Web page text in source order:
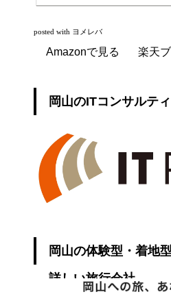
posted with ヨメレバ
Amazonで見る 楽天
岡山のITコンサルテ
岡山の体験型・着地
詳しい旅行会社